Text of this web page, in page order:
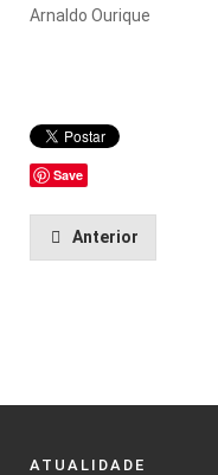
Arnaldo Ourique
Save
Anterior
ATUALIDADE